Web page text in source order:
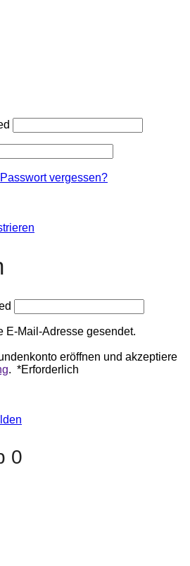
Passwort vergessen?
E-Mail-Adresse gesendet.
eröffnen und akzeptiere
. *Erforderlich
0